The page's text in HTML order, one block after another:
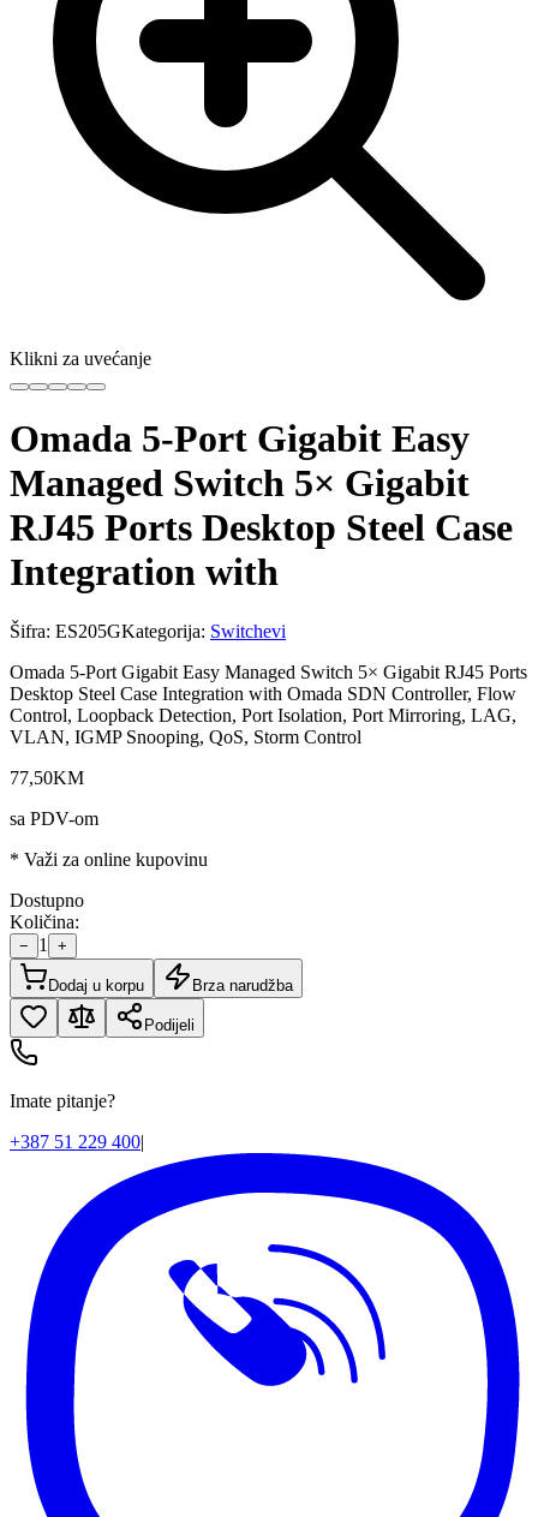
Klikni za uvećanje
Omada 5-Port Gigabit Easy
Managed Switch 5× Gigabit
RJ45 Ports Desktop Steel Case
Integration with
Šifra: ES205GKategorija: Switchevi
Omada 5-Port Gigabit Easy Managed Switch 5× Gigabit RJ45 Ports
Desktop Steel Case Integration with Omada SDN Controller, Flow
Control, Loopback Detection, Port Isolation, Port Mirroring, LAG,
VLAN, IGMP Snooping, QoS, Storm Control
77,50KM
sa PDV-om
* Važi za online kupovinu
Dostupno
Količina:
− 1 +
Dodaj u korpu Brza narudžba
Podijeli
Imate pitanje?
+387 51 229 400|